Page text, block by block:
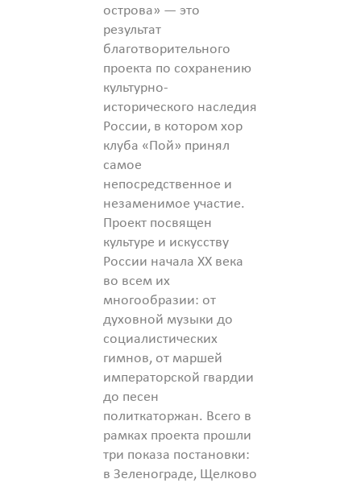
острова» — это
результат
благотворительного
проекта по сохранению
культурно-
исторического наследия
России, в котором хор
клуба «Пой» принял
самое
непосредственное и
незаменимое участие.
Проект посвящен
культуре и искусству
России начала XX века
во всем их
многообразии: от
духовной музыки до
социалистических
гимнов, от маршей
императорской гвардии
до песен
политкаторжан. Всего в
рамках проекта прошли
три показа постановки:
в Зеленограде, Щелково